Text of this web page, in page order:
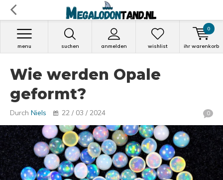
suchen anmelden
menu wishlist ihr warenkorb
0
Wie werden Opale
geformt?
Durch Niels 22 / 03 / 2024 0